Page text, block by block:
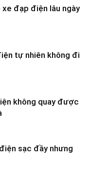
đạp điện lâu ngày
tự nhiên không đi
không quay được
sạc đầy nhưng